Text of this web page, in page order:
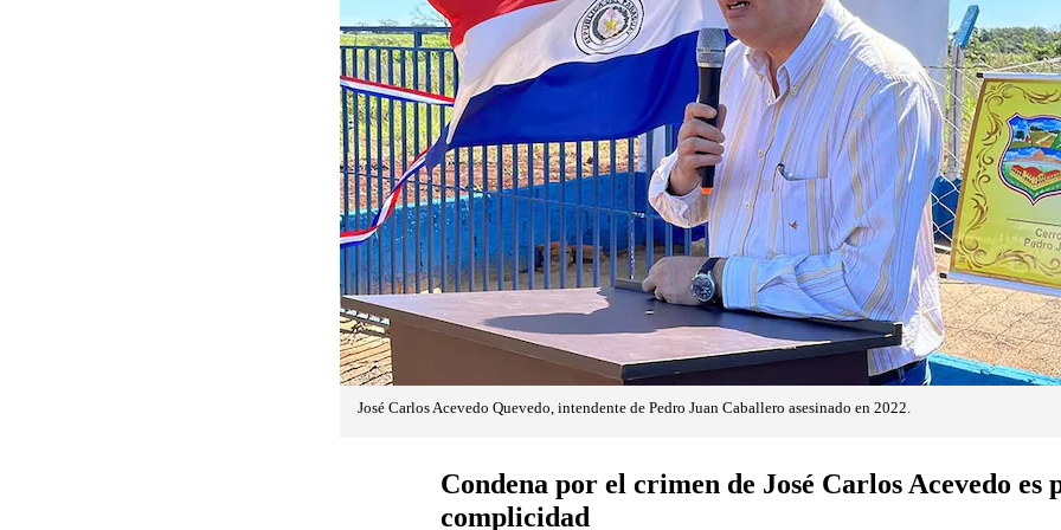
José Carlos Acevedo Quevedo, intendente de Pedro Juan Caballero asesinado en 2022.
Condena por el crimen de José Carlos Acevedo es
complicidad